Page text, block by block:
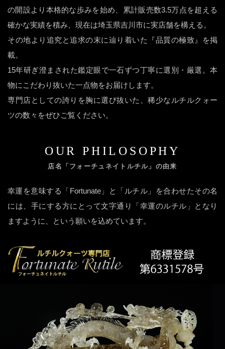
の開設より本格的な歩みを始め、累計販売数3.5万点を超える
確かな実績を積み、現在は埼玉県吉川市に実店舗を構える。
その地より追究と追求の末に辿り着いた『品質の極致』を掲
載。
15年研ぎ澄まされた鑑定眼で一石ずつ丁寧に選別・厳選。本
物にこだわり抜いた一点物をお届けします。
専門店としての誇りを胸に選び抜いた、稀少なルチルクォー
ツの数々をぜひご覧ください。
OUR PHILOSOPHY
店名「フォーチュネイトルチル」の由来
幸運を意味する「Fortunate」と「ルチル」を合わせたその名
には、手にする方にとって文字通り「幸運のルチル」となり
ますように、という願いを込めています。